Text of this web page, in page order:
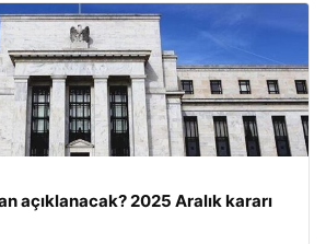
açıklanacak? 2025 Aralık kararı